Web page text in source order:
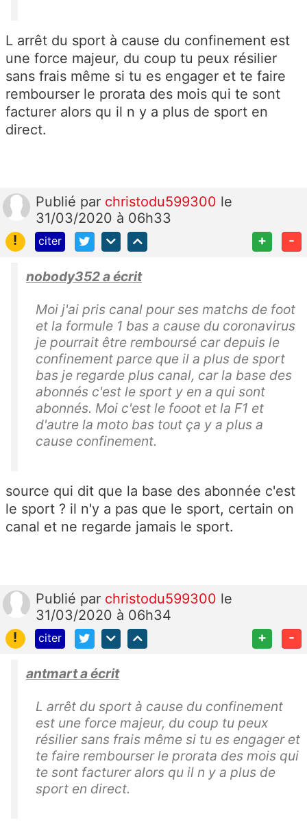
L arrêt du sport à cause du confinement est
une force majeur, du coup tu peux résilier
sans frais même si tu es engager et te faire
rembourser le prorata des mois qui te sont
facturer alors qu il n y a plus de sport en
direct.
Publié par christodu599300 le
31/03/2020 à 06h33
!
citer + -
nobody352 a écrit
Moi j'ai pris canal pour ses matchs de foot
et la formule 1 bas a cause du coronavirus
je pourrait être remboursé car depuis le
confinement parce que il a plus de sport
bas je regarde plus canal, car la base des
abonnés c'est le sport y en a qui sont
abonnés. Moi c'est le fooot et la F1 et
d'autre la moto bas tout ça y a plus a
cause confinement.
source qui dit que la base des abonnée c'est
le sport ? il n'y a pas que le sport, certain on
canal et ne regarde jamais le sport.
Publié par christodu599300 le
31/03/2020 à 06h34
!
citer + -
antmart a écrit
L arrêt du sport à cause du confinement
est une force majeur, du coup tu peux
résilier sans frais même si tu es engager et
te faire rembourser le prorata des mois qui
te sont facturer alors qu il n y a plus de
sport en direct.